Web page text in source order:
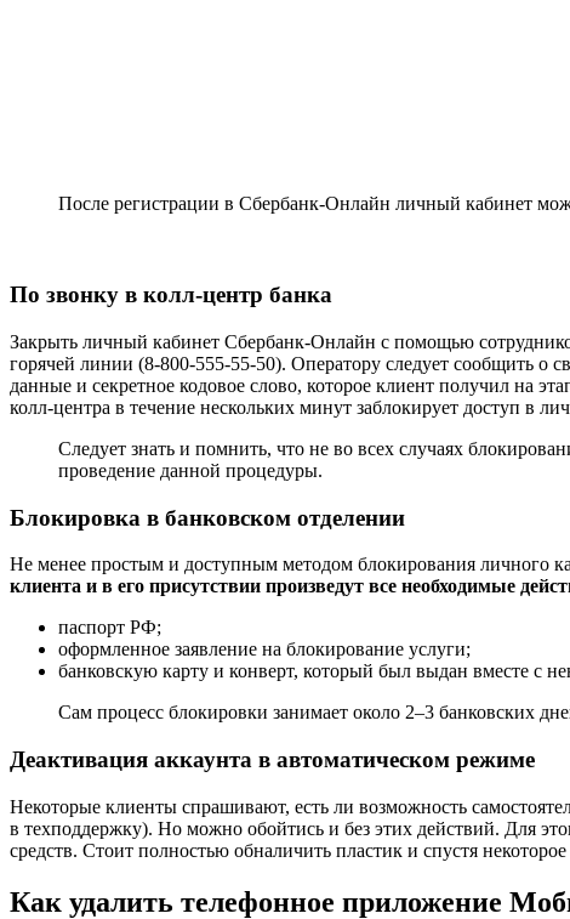
После регистрации в Сбербанк-Онлайн личный кабинет
По звонку в колл-центр банка
Закрыть личный кабинет Сбербанк-Онлайн с помощью
горячей линии (8-800-555-55-50). Оператору следует сообщить о
данные и секретное кодовое слово, которое клиент получил на
колл-центра в течение нескольких минут заблокирует доступ в
Следует знать и помнить, что не во всех случаях
проведение данной процедуры.
Блокировка в банковском отделении
Не менее простым и доступным методом блокирования личного
клиента и в его присутствии произведут все необходимые
паспорт РФ;
оформленное заявление на блокирование услуги;
банковскую карту и конверт, который был выдан вместе с
Сам процесс блокировки занимает около 2–3 банковских
Деактивация аккаунта в автоматическом режиме
Некоторые клиенты спрашивают, есть ли возможность
в техподдержку). Но можно обойтись и без этих действий. Для
средств. Стоит полностью обналичить пластик и спустя
Как удалить телефонное приложение